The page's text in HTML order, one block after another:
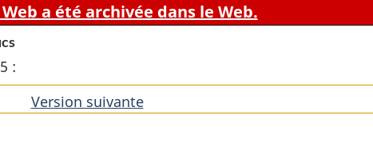
a été archivée dans le Web.
:
Version suivantede